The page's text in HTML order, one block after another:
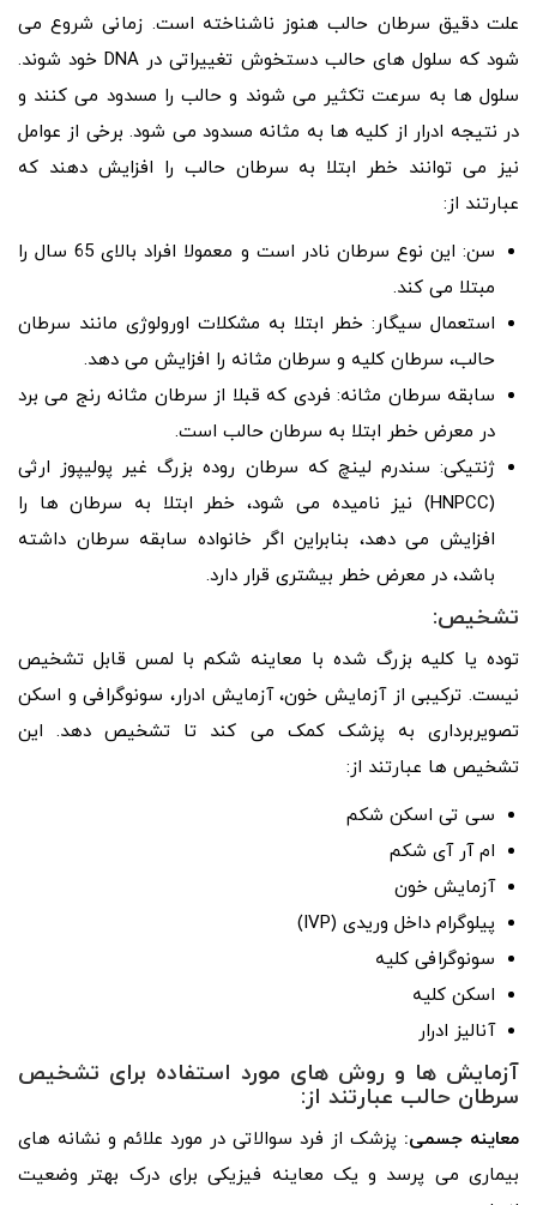
علت دقیق سرطان حالب هنوز ناشناخته است. زمانی شروع می
شود که سلول های حالب دستخوش تغییراتی در DNA خود شوند.
سلول ها به سرعت تکثیر می شوند و حالب را مسدود می کنند و
در نتیجه ادرار از کلیه ها به مثانه مسدود می شود. برخی از عوامل
نیز می توانند خطر ابتلا به سرطان حالب را افزایش دهند که
عبارتند از:
سن: این نوع سرطان نادر است و معمولا افراد بالای 65 سال را
مبتلا می کند.
استعمال سیگار: خطر ابتلا به مشکلات اورولوژی مانند سرطان
حالب، سرطان کلیه و سرطان مثانه را افزایش می دهد.
سابقه سرطان مثانه: فردی که قبلا از سرطان مثانه رنج می برد
در معرض خطر ابتلا به سرطان حالب است.
ژنتیکی: سندرم لینچ که سرطان روده بزرگ غیر پولیپوز ارثی
(HNPCC) نیز نامیده می شود، خطر ابتلا به سرطان ها را
افزایش می دهد، بنابراین اگر خانواده سابقه سرطان داشته
باشد، در معرض خطر بیشتری قرار دارد.
تشخیص:
توده یا کلیه بزرگ شده با معاینه شکم با لمس قابل تشخیص
نیست. ترکیبی از آزمایش خون، آزمایش ادرار، سونوگرافی و اسکن
تصویربرداری به پزشک کمک می کند تا تشخیص دهد. این
تشخیص ها عبارتند از:
سی تی اسکن شکم
ام آر آی شکم
آزمایش خون
پیلوگرام داخل وریدی (IVP)
سونوگرافی کلیه
اسکن کلیه
آنالیز ادرار
آزمایش ها و روش های مورد استفاده برای تشخیص
سرطان حالب عبارتند از:
معاینه جسمی: پزشک از فرد سوالاتی در مورد علائم و نشانه های
بیماری می پرسد و یک معاینه فیزیکی برای درک بهتر وضعیت